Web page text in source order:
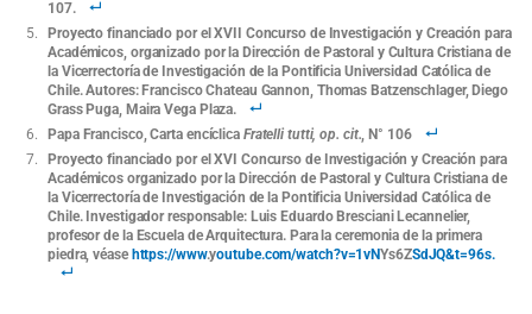
107.
Proyecto financiado por el XVII Concurso de Investigación y Creación para
Académicos, organizado por la Dirección de Pastoral y Cultura Cristiana de
la Vicerrectoría de Investigación de la Pontificia Universidad Católica de
Chile. Autores: Francisco Chateau Gannon, Thomas Batzenschlager, Diego
Grass Puga, Maira Vega Plaza.
Papa Francisco, Carta encíclica Fratelli tutti, op. cit., N° 106
Proyecto financiado por el XVI Concurso de Investigación y Creación para
Académicos organizado por la Dirección de Pastoral y Cultura Cristiana de
la Vicerrectoría de Investigación de la Pontificia Universidad Católica de
Chile. Investigador responsable: Luis Eduardo Bresciani Lecannelier,
profesor de la Escuela de Arquitectura. Para la ceremonia de la primera
piedra, véase https://www.youtube.com/watch?v=1vNYs6ZSdJQ&t=96s.